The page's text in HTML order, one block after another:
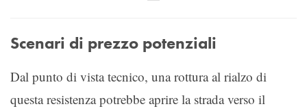
Scenari di prezzo potenziali
Dal punto di vista tecnico, una rottura al rialzo di
questa resistenza potrebbe aprire la strada verso il